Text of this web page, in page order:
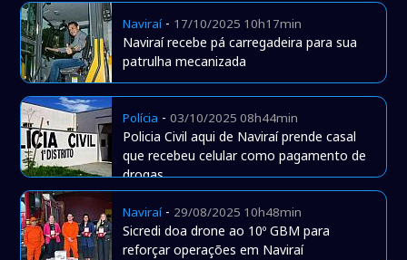
Naviraí- 17/10/2025 10h17min
Naviraí recebe pá carregadeira para sua
patrulha mecanizada
Polícia -03/10/2025 08h44min
Policia Civil aqui de Naviraí prende casal
que recebeu celular como pagamento de
drogas
Naviraí- 29/08/2025 10h48min
Sicredi doa drone ao 10º GBM para
reforçar operações em Naviraí